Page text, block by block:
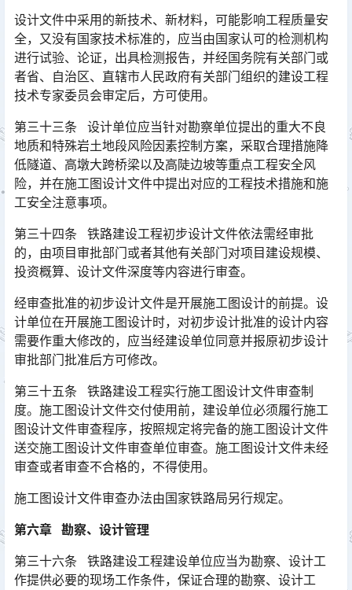
设计文件中采用的新技术、新材料，可能影响工程质量安
全，又没有国家技术标准的，应当由国家认可的检测机构
进行试验、论证，出具检测报告，并经国务院有关部门或
者省、自治区、直辖市人民政府有关部门组织的建设工程
技术专家委员会审定后，方可使用。󠅅󠅃󠄵󠅂󠄪󠇖󠆨󠆨󠇕󠆞󠆒󠅬󠇘󠆭󠆘󠇙󠆝󠅵󠇗󠆭󠆁󠄐󠇗󠅹󠅸󠇖󠆍󠅳󠇖󠅹󠅰󠇖󠆌󠅹
第三十三条 设计单位应当针对勘察单位提出的重大不良
地质和特殊岩土地段风险因素控制方案，采取合理措施降
低隧道、高墩大跨桥梁以及高陡边坡等重点工程安全风
险，并在施工图设计文件中提出对应的工程技术措施和施
工安全注意事项。󠅅󠅃󠄵󠅂󠄪󠇖󠆨󠆨󠇕󠆞󠆒󠅬󠇘󠆭󠆘󠇙󠆝󠅵󠇗󠆭󠆁󠄐󠇗󠅹󠅸󠇖󠆍󠅳󠇖󠅹󠅰󠇖󠆌󠅹
第三十四条 铁路建设工程初步设计文件依法需经审批
的，由项目审批部门或者其他有关部门对项目建设规模、
投资概算、设计文件深度等内容进行审查。
经审查批准的初步设计文件是开展施工图设计的前提。设
计单位在开展施工图设计时，对初步设计批准的设计内容
需要作重大修改的，应当经建设单位同意并报原初步设计
审批部门批准后方可修改。󠅅󠅃󠄵󠅂󠄪󠇖󠆨󠆨󠇕󠆞󠆒󠅬󠇘󠆭󠆘󠇙󠆝󠅵󠇗󠆭󠆁󠄐󠇗󠅹󠅸󠇖󠆍󠅳󠇖󠅹󠅰󠇖󠆌󠅹
第三十五条 铁路建设工程实行施工图设计文件审查制
度。施工图设计文件交付使用前，建设单位必须履行施工
图设计文件审查程序，按照规定将完备的施工图设计文件
送交施工图设计文件审查单位审查。施工图设计文件未经
审查或者审查不合格的，不得使用。󠅅󠅃󠄵󠅂󠄪󠇖󠆨󠆨󠇕󠆞󠆒󠅬󠇘󠆭󠆘󠇙󠆝󠅵󠇗󠆭󠆁󠄐󠇗󠅹󠅸󠇖󠆍󠅳󠇖󠅹󠅰󠇖󠆌󠅹
施工图设计文件审查办法由国家铁路局另行规定。
第六章 勘察、设计管理
第三十六条 铁路建设工程建设单位应当为勘察、设计工
作提供必要的现场工作条件，保证合理的勘察、设计工